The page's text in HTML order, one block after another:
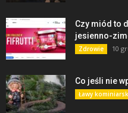
Czy miód to
jesienno-
Zdrowie 10
Co jeśli nie
Ławy